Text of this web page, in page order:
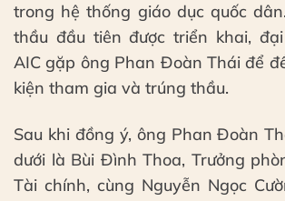
trong hệ thống giáo dục quốc
thầu đầu tiên được triển khai,
AIC gặp ông Phan Đoàn Thái để
kiện tham gia và trúng thầu.
Sau khi đồng ý, ông Phan Đoàn
dưới là Bùi Đình Thoa, Trưởng
Tài chính, cùng Nguyễn Ngọc